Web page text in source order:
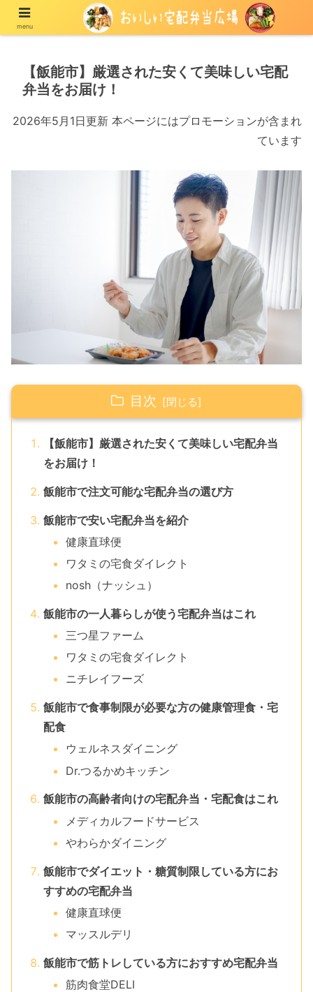
宅配の冷凍弁当や冷蔵弁当を紹介する情報メディア
【飯能市】厳選された安くて美味しい宅配
弁当をお届け！
2026年5月1日更新 本ページにはプロモーションが含まれ
ています
目次
【飯能市】厳選された安くて美味しい宅配弁当
をお届け！
飯能市で注文可能な宅配弁当の選び方
飯能市で安い宅配弁当を紹介
健康直球便
ワタミの宅食ダイレクト
nosh（ナッシュ）
飯能市の一人暮らしが使う宅配弁当はこれ
三つ星ファーム
ワタミの宅食ダイレクト
ニチレイフーズ
飯能市で食事制限が必要な方の健康管理食・宅
配食
ウェルネスダイニング
Dr.つるかめキッチン
飯能市の高齢者向けの宅配弁当・宅配食はこれ
メディカルフードサービス
やわらかダイニング
飯能市でダイエット・糖質制限している方にお
すすめの宅配弁当
健康直球便
マッスルデリ
飯能市で筋トレしている方におすすめ宅配弁当
筋肉食堂DELI
menu